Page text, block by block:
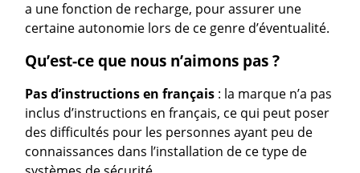
a une fonction de recharge, pour assurer une
certaine autonomie lors de ce genre d’éventualité.
Qu’est-ce que nous n’aimons pas ?
Pas d’instructions en français : la marque n’a pas
inclus d’instructions en français, ce qui peut poser
des difficultés pour les personnes ayant peu de
connaissances dans l’installation de ce type de